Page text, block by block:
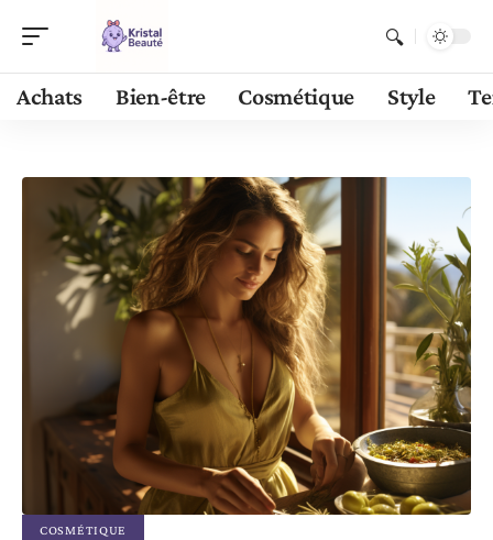
Achats Bien-être Cosmétique Style
COSMÉTIQUE